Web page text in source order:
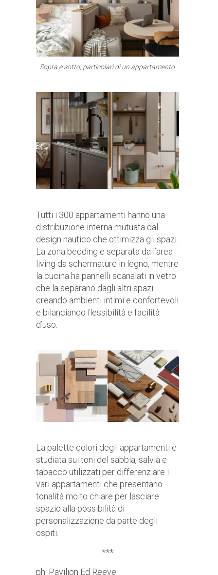
Sopra e sotto, particolari di un appartamento.
Tutti i 300 appartamenti hanno una
distribuzione interna mutuata dal
design nautico che ottimizza gli spazi.
La zona bedding è separata dall’area
living da schermature in legno, mentre
la cucina ha pannelli scanalati in vetro
che la separano dagli altri spazi
creando ambienti intimi e confortevoli
e bilanciando flessibilità e facilità
d’uso.
La palette colori degli appartamenti è
studiata sui toni del sabbia, salvia e
tabacco utilizzati per differenziare i
vari appartamenti che presentano
tonalità molto chiare per lasciare
spazio alla possibilità di
personalizzazione da parte degli
ospiti.
***
ph. Pavilion Ed Reeve